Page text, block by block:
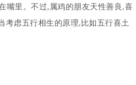
嘴里。不过,属鸡的朋友天性善良,喜
考虑五行相生的原理,比如五行喜土